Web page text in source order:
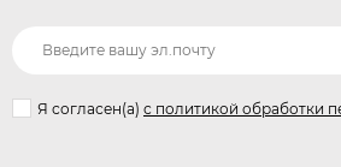
Я согласен(a) с политикой обработки